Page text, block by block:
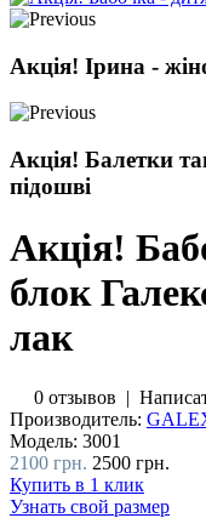
Акція! Ірина -
Акція! Балетки
підошві
Акція!
блок
лак
0 отзывов |
Производитель:
Модель: 3001
2100 грн. 2500 грн.
Купить в 1 клик
Узнать свой размер